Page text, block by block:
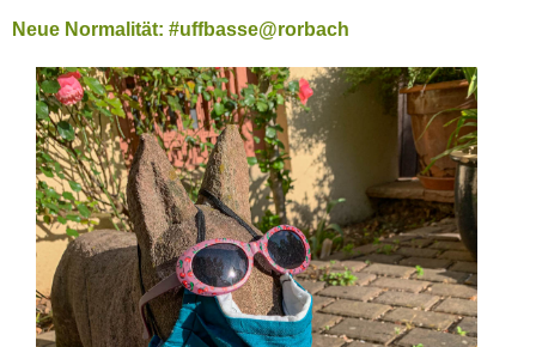
Neue Normalität: #uffbasse@rorbach